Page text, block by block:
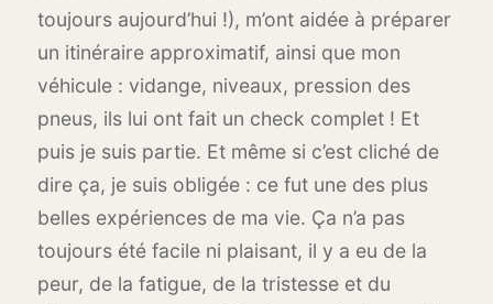
toujours aujourd’hui !), m’ont aidée à préparer
un itinéraire approximatif, ainsi que mon
véhicule : vidange, niveaux, pression des
pneus, ils lui ont fait un check complet ! Et
puis je suis partie. Et même si c’est cliché de
dire ça, je suis obligée : ce fut une des plus
belles expériences de ma vie. Ça n’a pas
toujours été facile ni plaisant, il y a eu de la
peur, de la fatigue, de la tristesse et du